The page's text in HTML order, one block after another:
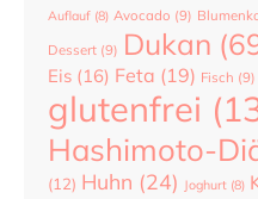
Auflauf (8) Avocado (9)
Dessert (9) Dukan
Eis (16) Feta (19) Fisch (9)
glutenfrei
Hashimoto-
(12) Huhn (24) Joghurt (8)